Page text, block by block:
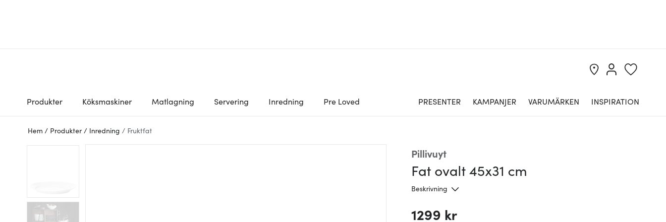
Produkter Köksmaskiner Matlagning Servering Inredning Pre Loved PRESENTER KAMPANJER VARUMÄRKEN INSPIRATION
Hem / Produkter / Inredning / Fruktfat
Pillivuyt
Fat ovalt 45x31 cm
Beskrivning
1299 kr